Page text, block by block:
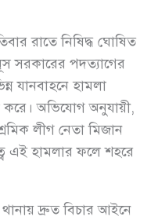
রাতে নিষিদ্ধ ঘোষিত
সরকারের পদত্যাগের
যানবাহনে হামলা
করে। অভিযোগ অনুযায়ী,
লীগ নেতা মিজান
এই হামলার ফলে শহরে
দ্রুত বিচার আইনে